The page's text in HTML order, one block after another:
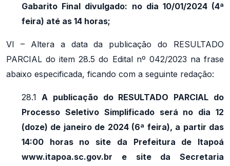
Gabarito Final divulgado: no dia 10/01/2024 (4ª
feira) até as 14 horas;
VI – Altera a data da publicação do RESULTADO
PARCIAL do item 28.5 do Edital nº 042/2023 na frase
abaixo especificada, ficando com a seguinte redação:
28.1 A publicação do RESULTADO PARCIAL do
Processo Seletivo Simplificado será no dia 12
(doze) de janeiro de 2024 (6ª feira), a partir das
14:00 horas no site da Prefeitura de Itapoá
www.itapoa.sc.gov.br e site da Secretaria